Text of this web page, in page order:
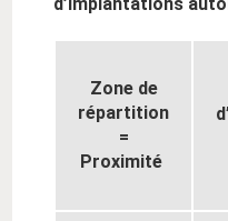
Zone de
répartition
=
Proximité